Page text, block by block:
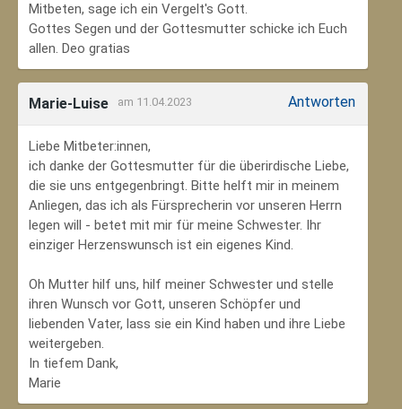
Mitbeten, sage ich ein Vergelt's Gott.
Gottes Segen und der Gottesmutter schicke ich Euch
allen. Deo gratias
Marie-Luise am 11.04.2023 Antworten
Liebe Mitbeter:innen,
ich danke der Gottesmutter für die überirdische Liebe,
die sie uns entgegenbringt. Bitte helft mir in meinem
Anliegen, das ich als Fürsprecherin vor unseren Herrn
legen will - betet mit mir für meine Schwester. Ihr
einziger Herzenswunsch ist ein eigenes Kind.
Oh Mutter hilf uns, hilf meiner Schwester und stelle
ihren Wunsch vor Gott, unseren Schöpfer und
liebenden Vater, lass sie ein Kind haben und ihre Liebe
weitergeben.
In tiefem Dank,
Marie